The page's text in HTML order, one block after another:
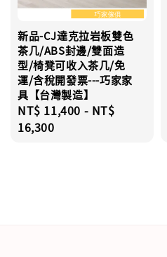
新品-CJ達克拉岩板雙色
茶几/ABS封邊/雙面造
型/椅凳可收入茶几/免
運/含稅開發票---巧家家
具【台灣製造】
Regular
price
NT$ 11,400 - NT$
16,300